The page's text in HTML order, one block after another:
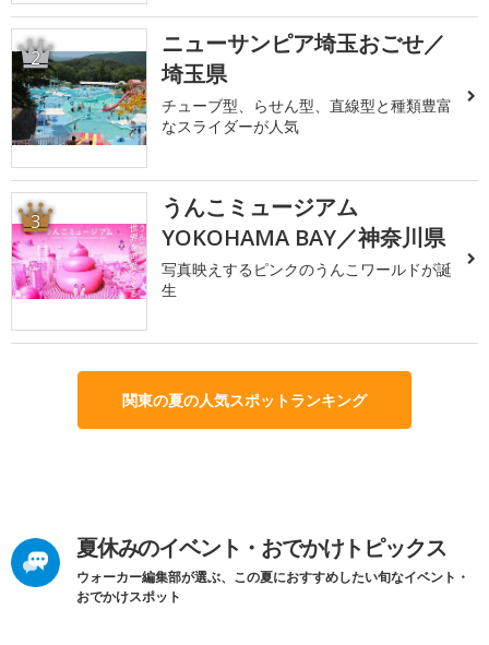
2
ニューサンピア埼玉おごせ／
埼玉県
チューブ型、らせん型、直線型と種類豊富
なスライダーが人気
3
うんこミュージアム
YOKOHAMA BAY／神奈川県
写真映えするピンクのうんこワールドが誕
生
関東の夏の人気スポットランキング
夏休みのイベント・おでかけトピックス
ウォーカー編集部が選ぶ、この夏におすすめしたい旬なイベント・
おでかけスポット